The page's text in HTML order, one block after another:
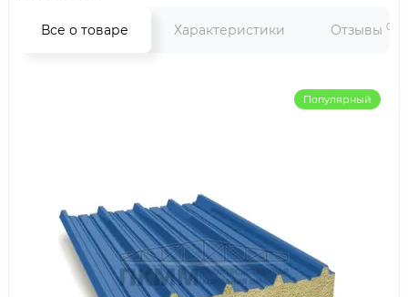
Все о товаре Характеристики Отзывы 0
Популярный